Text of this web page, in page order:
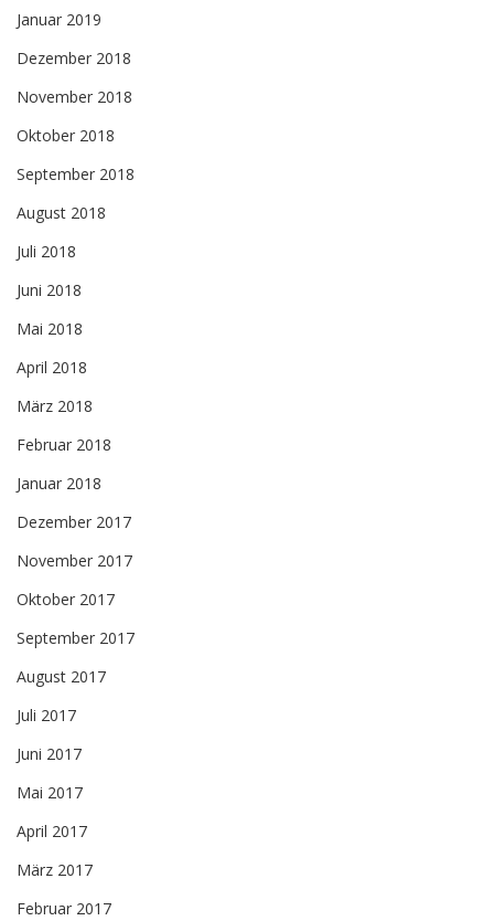
Januar 2019
Dezember 2018
November 2018
Oktober 2018
September 2018
August 2018
Juli 2018
Juni 2018
Mai 2018
April 2018
März 2018
Februar 2018
Januar 2018
Dezember 2017
November 2017
Oktober 2017
September 2017
August 2017
Juli 2017
Juni 2017
Mai 2017
April 2017
März 2017
Februar 2017